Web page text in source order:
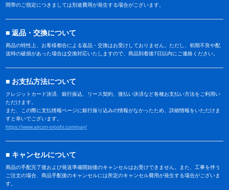
間帯のご指定につきましては別途費用が発生する場合がございます。
返品・交換について
商品の特性上、お客様都合による返品・交換はお受けしておりません。ただし、初期不良や配
送時の破損があった場合は交換対応いたしますので、商品到着後7日以内にご連絡ください。
お支払方法について
クレジットカード決済、銀行振込、リース契約、後払い決済など各種お支払い方法をご利用い
ただけます。
また、この際に支払情報ページに銀行振り込みの情報がなかったため、詳細情報をいただけま
すと幸いでございます。
https://www.aircon-oroshi.com/pay/
キャンセルについて
商品の手配完了後および発送準備開始後のキャンセルはお受けできません。また、工事を伴う
ご注文の場合、商品手配後のキャンセルには所定のキャンセル費用が発生する場合がございま
す。